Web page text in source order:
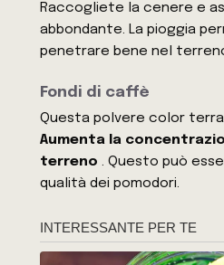
Raccogliete la cenere e
abbondante. La pioggia
penetrare bene nel
Fondi di caffè
Questa polvere color
Aumenta la
terreno . Questo può
qualità dei pomodori.